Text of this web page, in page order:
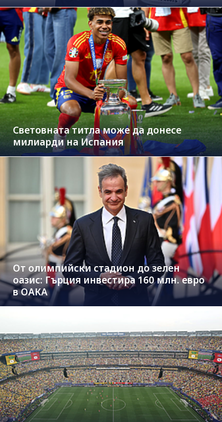
Световната титла може да донесе
милиарди на Испания
От олимпийски стадион до зелен
оазис: Гърция инвестира 160 млн. евро
в ОАКА